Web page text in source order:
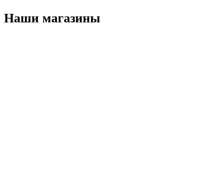
Наши магазины